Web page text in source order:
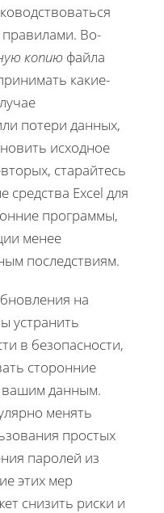
Во-
копию файла
какие-
потери данных,
исходное
старайтесь
средства Excel для
программы,
менее
последствиям.
на
устранить
в безопасности,
сторонние
вашим данным.
менять
простых
паролей из
этих мер
снизить риски и